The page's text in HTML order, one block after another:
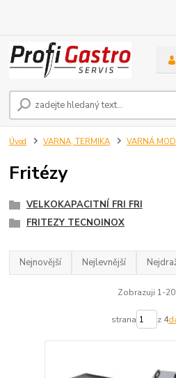
Úvod VARNA, TERMIKA VARNÁ
Fritézy
VELKOKAPACITNÍ FRI FRI
FRITEZY TECNOINOX
Nejnovější Nejlevnější
Zobrazuji 1-
strana z 4